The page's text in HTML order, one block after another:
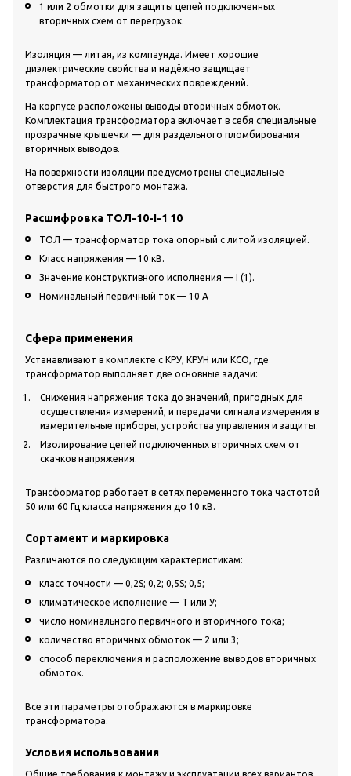
1 или 2 обмотки для защиты цепей подключенных
вторичных схем от перегрузок.
Изоляция — литая, из компаунда. Имеет хорошие
диэлектрические свойства и надёжно защищает
трансформатор от механических повреждений.
На корпусе расположены выводы вторичных обмоток.
Комплектация трансформатора включает в себя специальные
прозрачные крышечки — для раздельного пломбирования
вторичных выводов.
На поверхности изоляции предусмотрены специальные
отверстия для быстрого монтажа.
Расшифровка ТОЛ-10-I-1 10
ТОЛ — трансформатор тока опорный с литой изоляцией.
Класс напряжения — 10 кВ.
Значение конструктивного исполнения — I (1).
Номинальный первичный ток — 10 А
Сфера применения
Устанавливают в комплекте с КРУ, КРУН или КСО, где
трансформатор выполняет две основные задачи:
Снижения напряжения тока до значений, пригодных для
осуществления измерений, и передачи сигнала измерения в
измерительные приборы, устройства управления и защиты.
Изолирование цепей подключенных вторичных схем от
скачков напряжения.
Трансформатор работает в сетях переменного тока частотой
50 или 60 Гц класса напряжения до 10 кВ.
Сортамент и маркировка
Различаются по следующим характеристикам:
класс точности — 0,2S; 0,2; 0,5S; 0,5;
климатическое исполнение — Т или У;
число номинального первичного и вторичного тока;
количество вторичных обмоток — 2 или 3;
способ переключения и расположение выводов вторичных
обмоток.
Все эти параметры отображаются в маркировке
трансформатора.
Условия использования
Общие требования к монтажу и эксплуатации всех вариантов